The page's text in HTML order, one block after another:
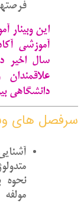
این وبینار
سال اخیر
دانشگاهی
سرفصل های
نحوه